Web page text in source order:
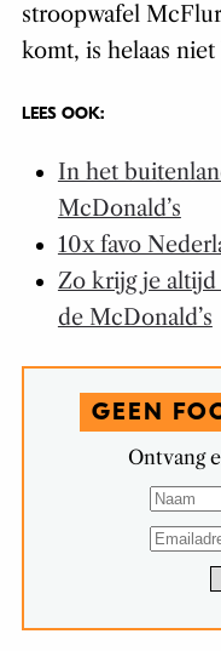
stroopwafel
komt, is helaas
LEES OOK:
In het
McDonald’s
10x favo
Zo krijg je altijd
de McDonald’s
GEEN
Ontvang